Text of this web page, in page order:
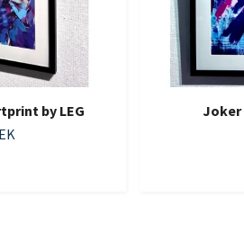
by LEG
Joker